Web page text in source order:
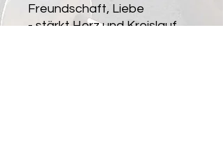
Freundschaft, Liebe
- stärkt Herz und Kreislauf,